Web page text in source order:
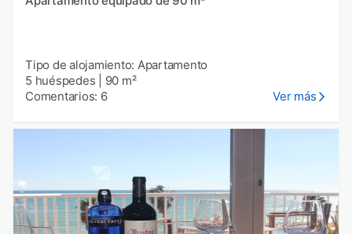
Tipo de alojamiento: Apartamento
5 huéspedes
90 m²
Comentarios: 6
Ver más